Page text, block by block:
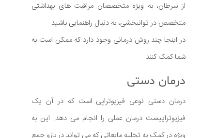
از سرطان، به ویژه متخصصان مراقبت های بهداشتی
متخصص در توانبخشی، به دنبال راهنمایی باشید.
در اینجا چند روش درمانی وجود دارد که ممکن است به
شما کمک کنند.
درمان دستی
درمان دستی نوعی فیزیوتراپی است که در آن یک
فیزیوتراپیست درمان عملی را انجام می دهد. این به
ویژه در کمک به تخلیه مایعاتی که می تواند در بازو جمع